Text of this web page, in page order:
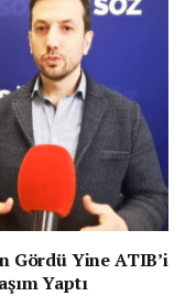
Gördü Yine ATIB’i
Yaptı